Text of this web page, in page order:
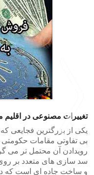
تغییرات مصنوعی در
یکی از بزرگترین فجایعی
بی تفاوتی مقامات
رویدادن آن محتمل تر می
سد سازی های متعدد بر روی
و ساخت جاده ای است که
<